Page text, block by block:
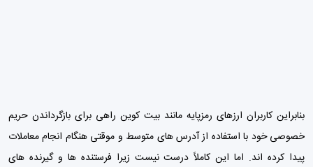
بنابراین کاربران ارزهای رمزپایه مانند بیت کوین راهی برای بازگرداندن حریم
خصوصی خود با استفاده از آدرس های متوسط ​​و موقتی هنگام انجام معاملات
پیدا کرده اند. اما این کاملاً درست نیست زیرا فرستنده ها و گیرنده های